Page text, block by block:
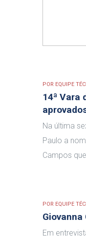
POR EQUIPE
14ª Vara
Na última
Paulo a
Campos
POR EQUIPE
Em